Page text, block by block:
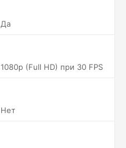
Да
1080p (Full HD) при 30 FPS
Нет